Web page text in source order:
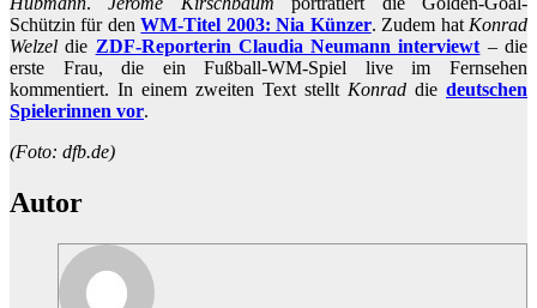
Schützin für denWM-Titel 2003: Nia Künzer. Zudem hatKonrad
Welzel die ZDF-Reporterin Claudia Neumann interviewt– die
erste Frau, die ein Fußball-WM-Spiel live im Fernsehen
kommentiert. In einem zweiten Text stellt Konrad die deutschen
Spielerinnen vor.
(Foto: dfb.de)
Autor